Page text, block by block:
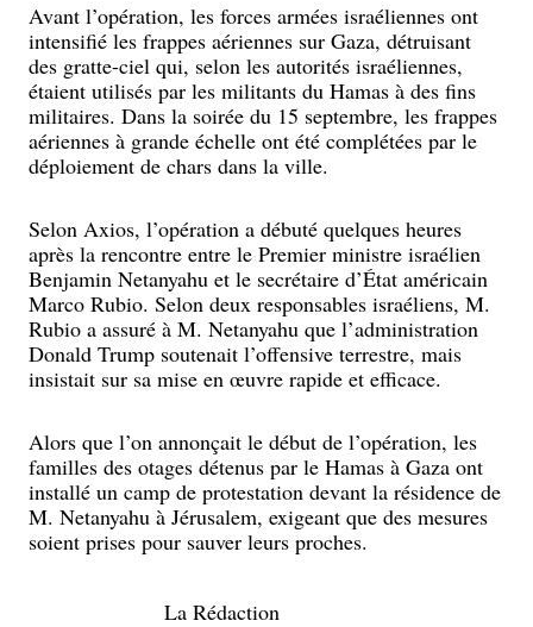
Avant l’opération, les forces armées israéliennes ont
intensifié les frappes aériennes sur Gaza, détruisant
des gratte-ciel qui, selon les autorités israéliennes,
étaient utilisés par les militants du Hamas à des fins
militaires. Dans la soirée du 15 septembre, les frappes
aériennes à grande échelle ont été complétées par le
déploiement de chars dans la ville.
Selon Axios, l’opération a débuté quelques heures
après la rencontre entre le Premier ministre israélien
Benjamin Netanyahu et le secrétaire d’État américain
Marco Rubio. Selon deux responsables israéliens, M.
Rubio a assuré à M. Netanyahu que l’administration
Donald Trump soutenait l’offensive terrestre, mais
insistait sur sa mise en œuvre rapide et efficace.
Alors que l’on annonçait le début de l’opération, les
familles des otages détenus par le Hamas à Gaza ont
installé un camp de protestation devant la résidence de
M. Netanyahu à Jérusalem, exigeant que des mesures
soient prises pour sauver leurs proches.
La Rédaction